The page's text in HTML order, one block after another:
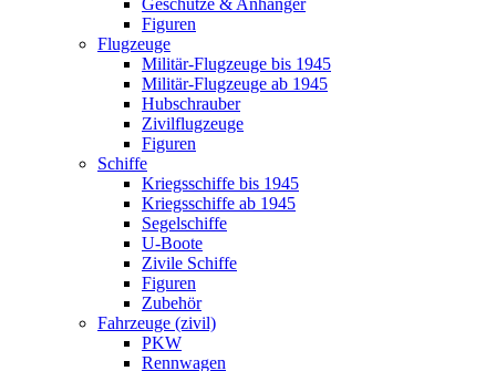
Geschütze & Anhänger
Figuren
Flugzeuge
Militär-Flugzeuge bis 1945
Militär-Flugzeuge ab 1945
Hubschrauber
Zivilflugzeuge
Figuren
Schiffe
Kriegsschiffe bis 1945
Kriegsschiffe ab 1945
Segelschiffe
U-Boote
Zivile Schiffe
Figuren
Zubehör
Fahrzeuge (zivil)
PKW
Rennwagen